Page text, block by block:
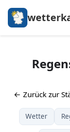
← Zurück zur
Wetter